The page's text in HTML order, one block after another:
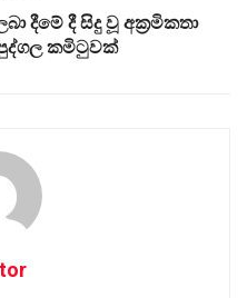
දීමේ දී සිදු වූ අක්‍රමිකතා
කමිටුවක්